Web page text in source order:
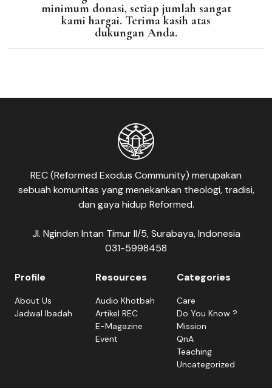
minimum donasi, setiap jumlah sangat
kami hargai. Terima kasih atas
dukungan Anda.
REC (Reformed Exodus Community) merupakan
sebuah komunitas yang menekankan theologi, tradisi,
dan gaya hidup Reformed.
Jl. Nginden Intan Timur II/5, Surabaya, Indonesia
031-5998458
Profile
About Us
Jadwal Ibadah
Resources
Audio Khotbah
Artikel REC
E-Magazine
Event
Categories
Care
Do You Know ?
Mission
QnA
Teaching
Uncategorized